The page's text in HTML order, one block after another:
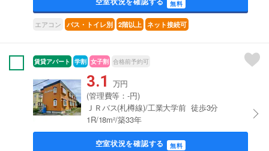
無料
エアコン バス・トイレ別 2階以上 ネット接続可
賃貸アパート 学割 女子割 合格前予約可
3.1 万円
(管理費等：-円)
ＪＲバス(札樽線)/工業大学前 徒歩3分
1R/18m²/築33年
空室状況を確認する 無料